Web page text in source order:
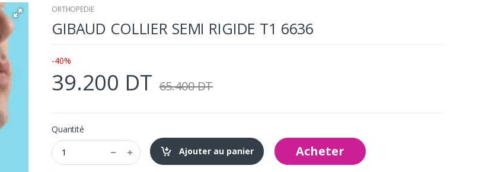
ORTHOPEDIE
GIBAUD COLLIER SEMI RIGIDE T1 6636
-40%
39.200 DT 65.400 DT
Quantité
Ajouter au panier
Acheter